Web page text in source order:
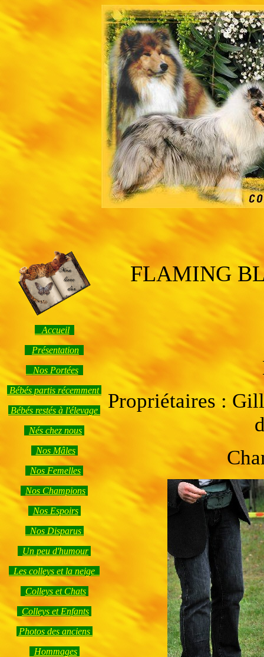
Accueil
Présentation
Nos Portées
Bébés partis récemment
Bébés restés à l'élevage
Nés chez nous
Nos Mâles
Nos Femelles
Nos Champions
Nos Espoirs
Nos Disparus
Un peu d'humour
Les colleys et la neige
Colleys et Chats
Colleys et Enfants
Photos des anciens
Hommages
FLAMING
Propriétaires :